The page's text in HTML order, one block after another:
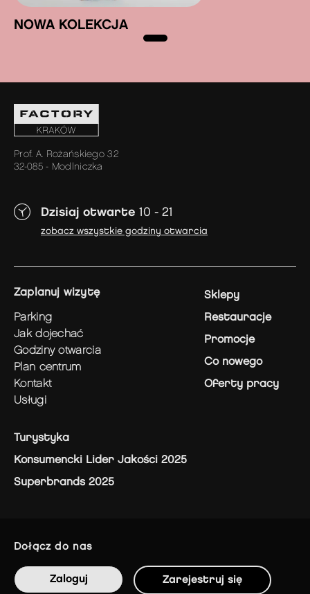
NOWA KOLEKCJA
Prof. A. Rożańskiego 32
32-085 - Modlniczka
Dzisiaj otwarte 10 - 21
zobacz wszystkie godziny otwarcia
zaplanuj wizytę
parking
jak dojechać
godziny otwarcia
plan centrum
kontakt
usługi
Sklepy
Restauracje
Promocje
Co nowego
Oferty pracy
Turystyka
Konsumencki Lider Jakości 2025
Superbrands 2025
dołącz do nas
Zaloguj Zarejestruj się